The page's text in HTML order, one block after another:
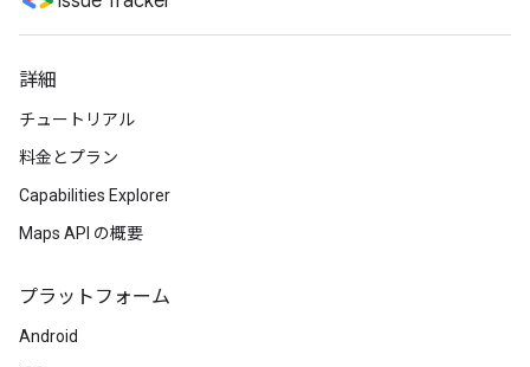
詳細
チュートリアル
料金とプラン
Capabilities Explorer
Maps API の概要
プラットフォーム
Android